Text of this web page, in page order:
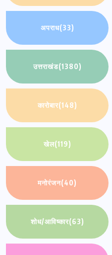
अपराध(33)
उत्तराखंड(1380)
कारोबार(148)
खेल(119)
मनोरंजन(40)
शोध/आविष्कार(63)